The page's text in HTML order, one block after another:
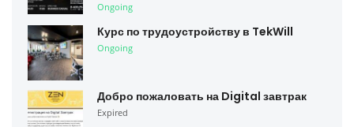
Ongoing
Курс по трудоустройству в TekWill
Ongoing
Добро пожаловать на Digital завтрак
Expired